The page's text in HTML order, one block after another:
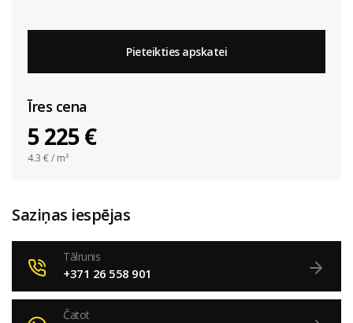
Pieteikties apskatei
Īres cena
5 225 €
4.3 € / m²
Saziņas iespējas
Tālrunis
+371 26 558 901
Čatot